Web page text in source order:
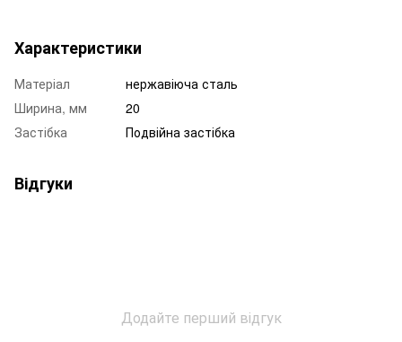
Характеристики
Матеріал
нержавіюча сталь
Ширина, мм
20
Застібка
Подвійна застібка
Відгуки
Додайте перший відгук